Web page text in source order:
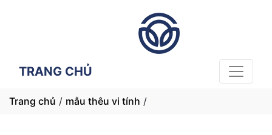
TRANG CHỦ
Trang chủ / mẫu thêu vi tính /